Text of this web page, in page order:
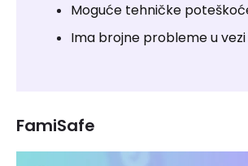
Moguće tehničke
Ima brojne probleme u
FamiSafe